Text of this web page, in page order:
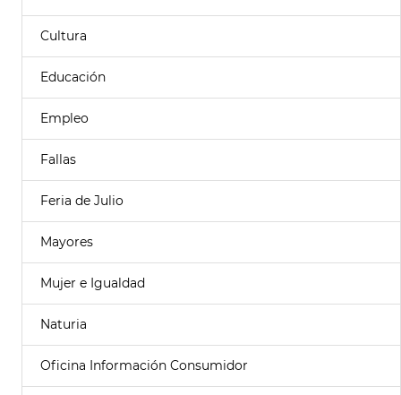
Cultura
Educación
Empleo
Fallas
Feria de Julio
Mayores
Mujer e Igualdad
Naturia
Oficina Información Consumidor